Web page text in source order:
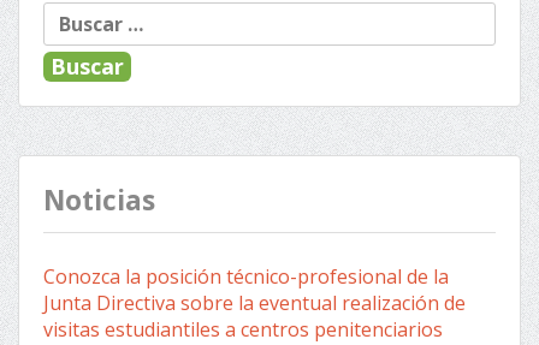
Buscar:
Noticias
Conozca la posición técnico-profesional de la
Junta Directiva sobre la eventual realización de
visitas estudiantiles a centros penitenciarios